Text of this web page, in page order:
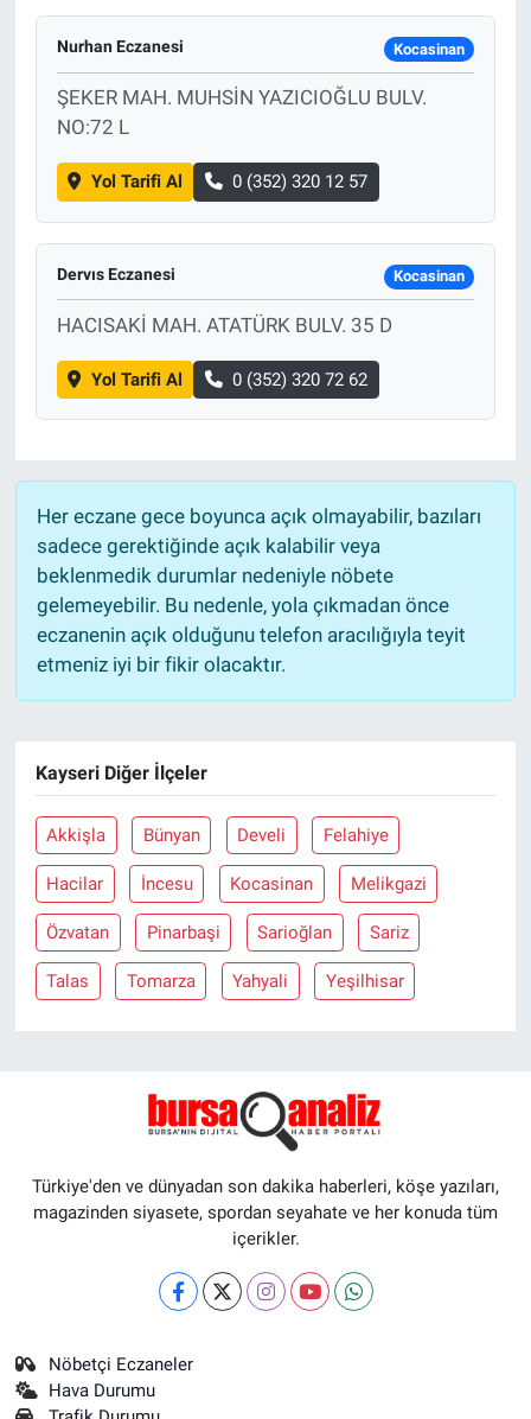
Nurhan Eczanesi Kocasinan
ŞEKER MAH. MUHSİN YAZICIOĞLU BULV.
NO:72 L
Yol Tarifi Al 0 (352) 320 12 57
Dervıs Eczanesi Kocasinan
HACISAKİ MAH. ATATÜRK BULV. 35 D
Yol Tarifi Al 0 (352) 320 72 62
Her eczane gece boyunca açık olmayabilir, bazıları
sadece gerektiğinde açık kalabilir veya
beklenmedik durumlar nedeniyle nöbete
gelemeyebilir. Bu nedenle, yola çıkmadan önce
eczanenin açık olduğunu telefon aracılığıyla teyit
etmeniz iyi bir fikir olacaktır.
Kayseri Diğer İlçeler
Akkişla Bünyan Develi Felahiye
Hacilar İncesu Kocasinan Melikgazi
Özvatan Pinarbaşi Sarioğlan Sariz
Talas Tomarza Yahyali Yeşilhisar
Türkiye'den ve dünyadan son dakika haberleri, köşe yazıları,
magazinden siyasete, spordan seyahate ve her konuda tüm
içerikler.
Nöbetçi Eczaneler
Hava Durumu